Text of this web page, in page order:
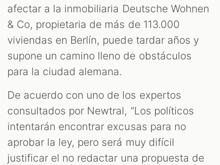
afectar a la inmobiliaria Deutsche Wohnen
& Co, propietaria de más de 113.000
viviendas en Berlín, puede tardar años y
supone un camino lleno de obstáculos
para la ciudad alemana.
De acuerdo con uno de los expertos
consultados por Newtral, “Los políticos
intentarán encontrar excusas para no
aprobar la ley, pero será muy difícil
justificar el no redactar una propuesta de